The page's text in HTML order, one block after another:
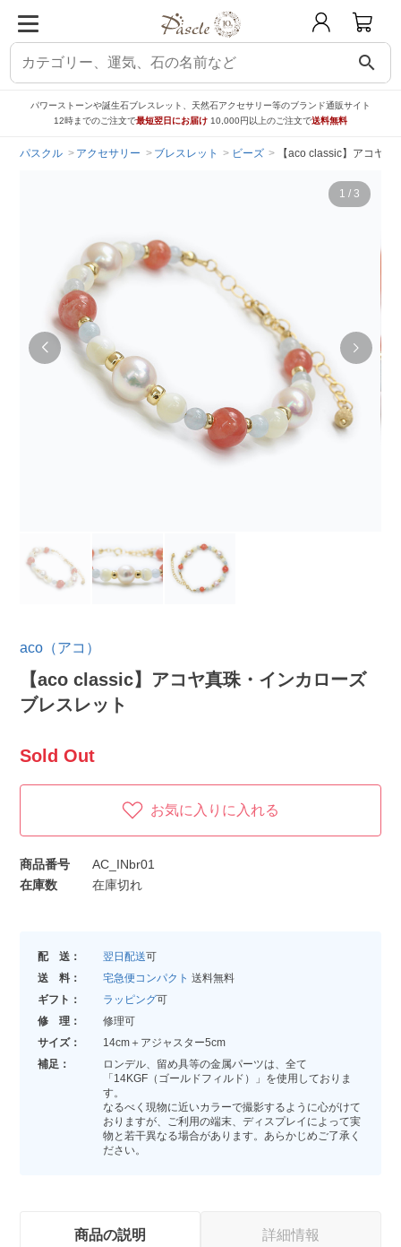
search
パワーストーンや誕生石ブレスレット、天然石アクセサリー等のブランド通販サイト
12時までのご注文で最短翌日にお届け 10,000円以上のご注文で送料無料
パスクル アクセサリー ブレスレット ビーズ 【aco classic】アコヤ
1 / 3
aco（アコ）
【aco classic】アコヤ真珠・インカローズ
ブレスレット
Sold Out
お気に入りに入れる
商品番号
AC_INbr01
在庫数
在庫切れ
配 送： 翌日配送可
送 料：
宅急便コンパクト 送料無料
ギフト：
ラッピング可
修 理：
修理可
サイズ：
14cm＋アジャスター5cm
補足：
ロンデル、留め具等の金属パーツは、全て
「14KGF（ゴールドフィルド）」を使用しておりま
す。
なるべく現物に近いカラーで撮影するように心がけて
おりますが、ご利用の端末、ディスプレイによって実
物と若干異なる場合があります。あらかじめご了承く
ださい。
商品の説明 詳細情報